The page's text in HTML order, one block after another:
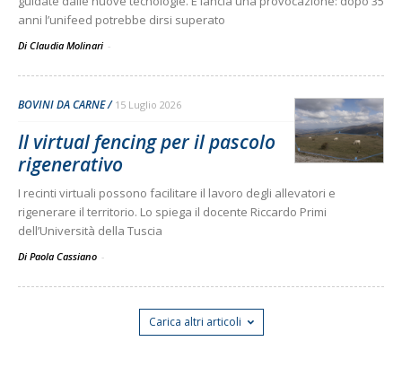
anni l’unifeed potrebbe dirsi superato
Di Claudia Molinari -
BOVINI DA CARNE 15 Luglio 2026
Il virtual fencing per il pascolo
rigenerativo
I recinti virtuali possono facilitare il lavoro degli allevatori e
rigenerare il territorio. Lo spiega il docente Riccardo Primi
dell’Università della Tuscia
Di Paola Cassiano -
Carica altri articoli